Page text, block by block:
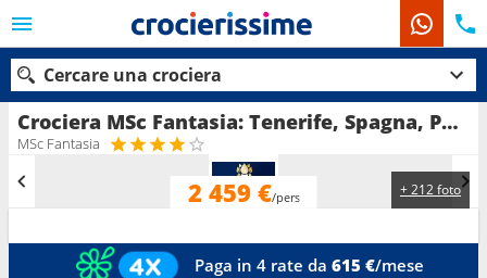
Crociera MSc Fantasia: Tenerife, Spagna, Portogallo, Lanzarote, Maiorca in partenza da Las Palmas
MSc Fantasia
+ 212 foto
2 459 €/pers
Paga in 4 rate da 615 €/mese
Cercare una crociera
Le nostre destinazioni
Mesi di partenza